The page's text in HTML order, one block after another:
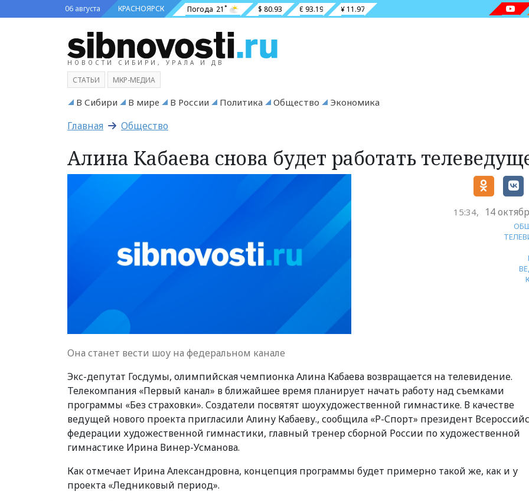
06 августа КРАСНОЯРСК Погода 21˚ $ 80.93 € 93.19 ¥ 11.97
НОВОСТИ СИБИРИ, УРАЛА И ДВ
СТАТЬИ МКР-МЕДИА
В Сибири В мире В России Политика Общество Экономика
Главная Общество
Алина Кабаева снова будет работать
15:34, 14
Она станет вести шоу на федеральном канале
Экс-депутат Госдумы, олимпийская чемпионка Алина Кабаева возвращается на телевидение.
Телекомпания «Первый канал» в ближайшее время планирует начать работу над съемками
программы «Без страховки». Создатели посвятят шоухудожественной гимнастике. В качестве
ведущей нового проекта пригласили Алину Кабаеву., сообщила «Р-Спорт» президент
федерации художественной гимнастики, главный тренер сборной России по художественной
гимнастике Ирина Винер-Усманова.
Как отмечает Ирина Александровна, концепция программы будет примерно такой же, как и у
проекта «Ледниковый период».